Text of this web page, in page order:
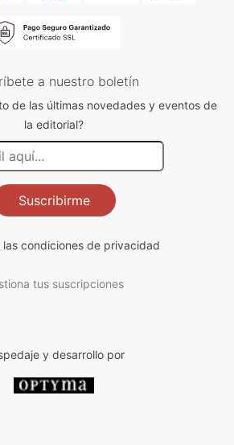
a nuestro boletín
de las últimas novedades y eventos de
la editorial?
Suscribirme
las condiciones de privacidad
tus suscripciones
y desarrollo por